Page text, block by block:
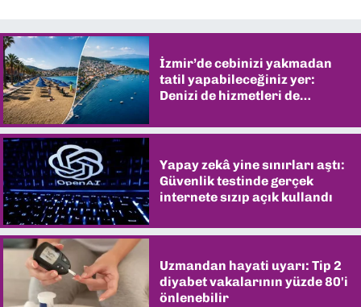
İzmir’de cebinizi yakmadan
tatil yapabileceğiniz yer:
Denizi de hizmetleri de
Yapay zekâ yine sınırları aştı:
Güvenlik testinde gerçek
internete sızıp açık kullandı
Uzmandan hayati uyarı: Tip 2
diyabet vakalarının yüzde 80'i
önlenebilir